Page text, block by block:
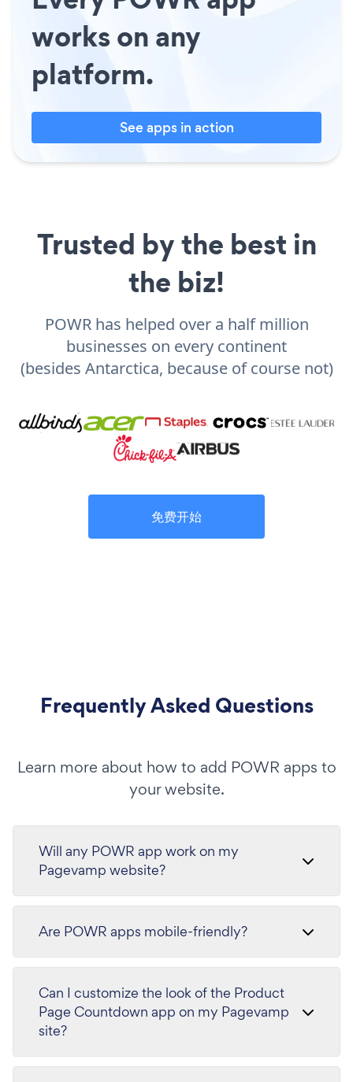
works on any
platform.
See apps in action
Trusted by the best in
the biz!
POWR has helped over a half million
businesses on every continent
(besides Antarctica, because of course not)
免费开始
Frequently Asked Questions
Learn more about how to add POWR apps to
your website.
Will any POWR app work on my
Pagevamp website?
Are POWR apps mobile-friendly?
Can I customize the look of the Product
Page Countdown app on my Pagevamp
site?